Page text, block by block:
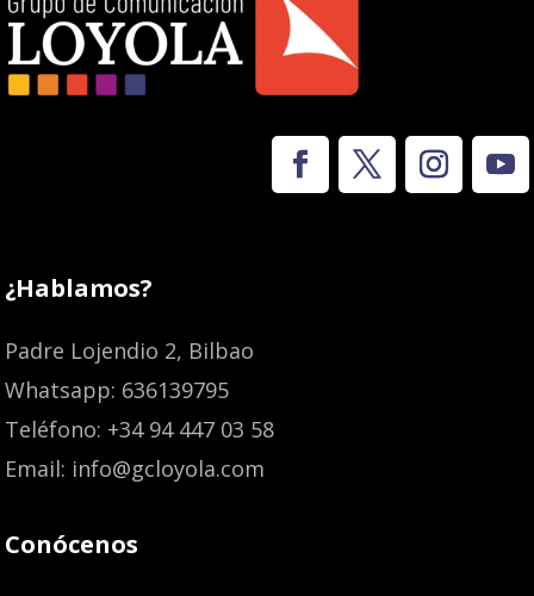
¿Hablamos?
Padre Lojendio 2, Bilbao
Whatsapp: 636139795
Teléfono: +34 94 447 03 58
Email: info@gcloyola.com
Conócenos